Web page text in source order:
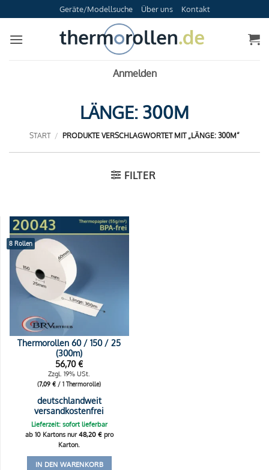
Inhalt
springen
Geräte/Modellsuche Über uns Kontakt
Anmelden
LÄNGE: 300M
START / PRODUKTE VERSCHLAGWORTET MIT „LÄNGE: 300M“
FILTER
8 Rollen
Thermorollen 60 / 150 / 25
(300m)
56,70€
Zzgl. 19% USt.
(7,09€ / 1 Thermorolle)
deutschlandweit
versandkostenfrei
Lieferzeit: sofort lieferbar
ab 10 Kartons nur48,20 €pro
Karton.
IN DEN WARENKORB